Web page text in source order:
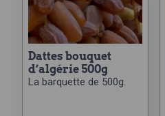
dattes bouquet
d’algérie 500g
La barquette de 500g.